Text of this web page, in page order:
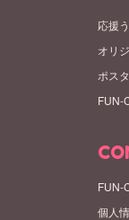
応援
オリ
ポス
FUN-
FUN-
個人